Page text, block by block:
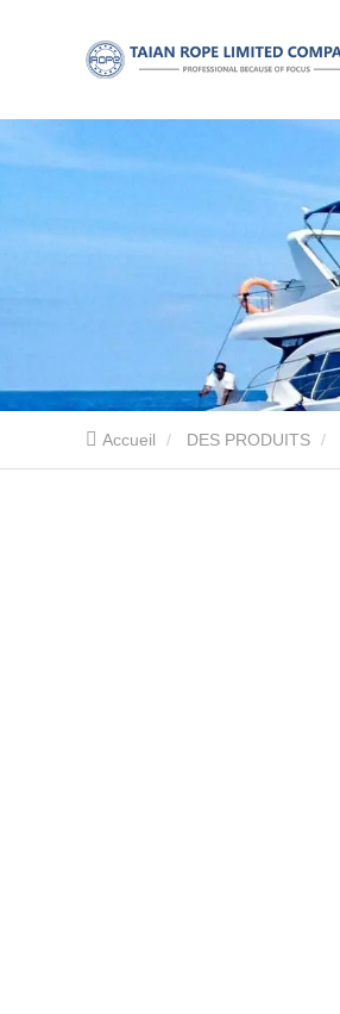
Accueil DES PRODUITS